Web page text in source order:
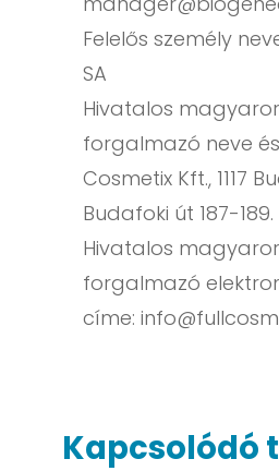
Felelős személy
SA
Hivatalos
forgalmazó neve
Cosmetix Kft., 1117
Budafoki út 187-189.
Hivatalos
forgalmazó
címe:
Kapcsolódó